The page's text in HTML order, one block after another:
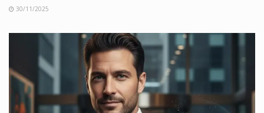
30/11/2025